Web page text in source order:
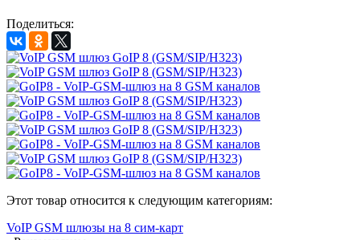
Поделиться:
Этот товар относится к следующим категориям:
VoIP GSM шлюзы на 8 сим-карт